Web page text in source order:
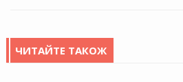
ЧИТАЙТЕ ТАКОЖ